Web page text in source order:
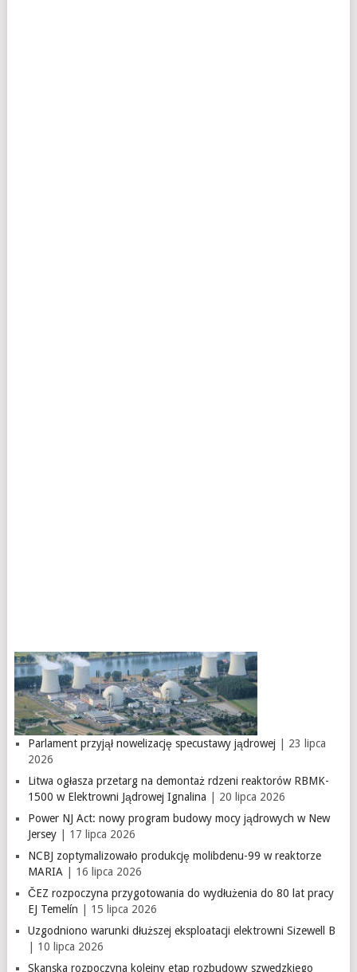
Parlament przyjął nowelizację specustawy jądrowej | 23 lipca
2026
Litwa ogłasza przetarg na demontaż rdzeni reaktorów RBMK-
1500 w Elektrowni Jądrowej Ignalina | 20 lipca 2026
Power NJ Act: nowy program budowy mocy jądrowych w New
Jersey| 17 lipca 2026
NCBJ zoptymalizowało produkcję molibdenu-99 w reaktorze
MARIA| 16 lipca 2026
ČEZ rozpoczyna przygotowania do wydłużenia do 80 lat pracy
EJ Temelín | 15 lipca 2026
Uzgodniono warunki dłuższej eksploatacji elektrowni Sizewell B
| 10 lipca 2026
Skanska rozpoczyna kolejny etap rozbudowy szwedzkiego